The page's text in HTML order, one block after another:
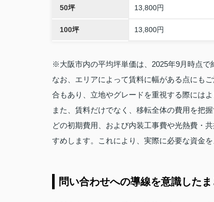
50坪 13,800円
100坪 13,800円
※大阪市内の平均坪単価は、2025年9月時点で
なお、エリアによって賃料に幅がある点にも
合もあり、立地やグレードを重視する際にはよ
また、賃料だけでなく、移転全体の費用を把
どの初期費用、および内装工事費や光熱費・
すめします。これにより、実際に必要な資金
問い合わせへの導線を意識した